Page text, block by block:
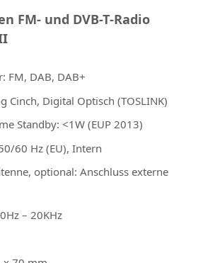
FM- und DVB-T-Radio
FM, DAB, DAB+
Cinch, Digital Optisch (TOSLINK)
Standby: <1W (EUP 2013)
60 Hz (EU), Intern
optional: Anschluss externe
– 20KHz